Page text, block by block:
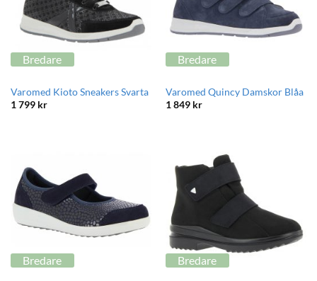
Bredare
Varomed Kioto Sneakers Svarta
1 799 kr
Bredare
Varomed Quincy Damskor Blåa
1 849 kr
Bredare Bredare